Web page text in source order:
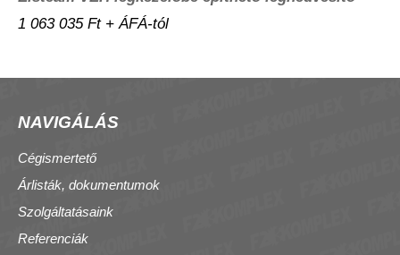
1 063 035 Ft + ÁFÁ-tól
NAVIGÁLÁS
Cégismertető
Árlisták, dokumentumok
Szolgáltatásaink
Referenciák